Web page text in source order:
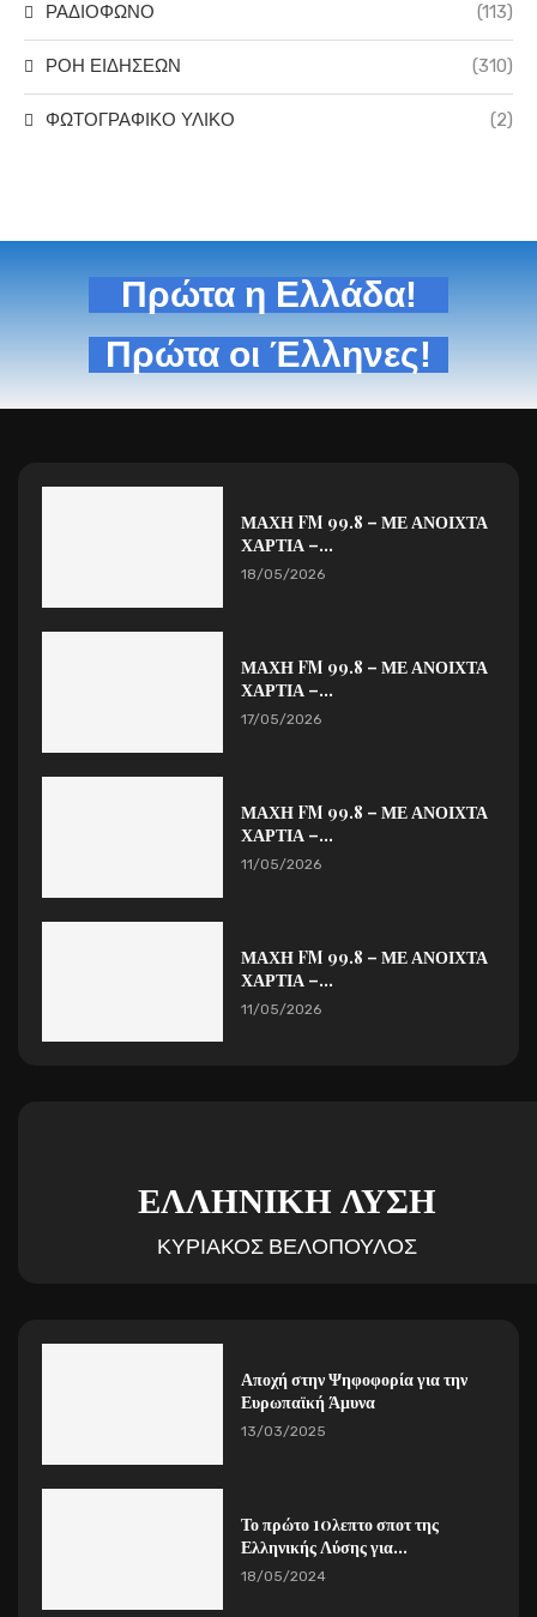
ΡΑΔΙΟΦΩΝΟ (113)
ΡΟΗ ΕΙΔΗΣΕΩΝ (310)
ΦΩΤΟΓΡΑΦΙΚΟ ΥΛΙΚΟ (2)
Πρώτα η Ελλάδα!
Πρώτα οι Έλληνες!
ΜΑΧΗ FM 99.8 – ΜΕ ΑΝΟΙΧΤΑ
ΧΑΡΤΙΑ –...
18/05/2026
ΜΑΧΗ FM 99.8 – ΜΕ ΑΝΟΙΧΤΑ
ΧΑΡΤΙΑ –...
17/05/2026
ΜΑΧΗ FM 99.8 – ΜΕ ΑΝΟΙΧΤΑ
ΧΑΡΤΙΑ –...
11/05/2026
ΜΑΧΗ FM 99.8 – ΜΕ ΑΝΟΙΧΤΑ
ΧΑΡΤΙΑ –...
11/05/2026
ΕΛΛΗΝΙΚΗ ΛΥΣΗ
ΚΥΡΙΑΚΟΣ ΒΕΛΟΠΟΥΛΟΣ
Αποχή στην Ψηφοφορία για την
Ευρωπαϊκή Άμυνα
13/03/2025
Το πρώτο 10λεπτο σποτ της
Ελληνικής Λύσης για...
18/05/2024